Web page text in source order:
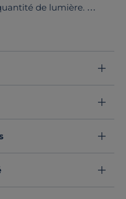
de lumière.